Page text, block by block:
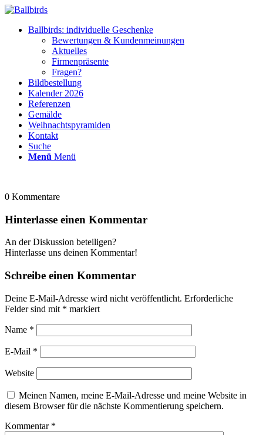
Ballbirds: individuelle Geschenke
Bewertungen & Kundenmeinungen
Aktuelles
Firmenpräsente
Fragen?
Bildbestellung
Kalender 2026
Referenzen
Gemälde
Weihnachtspyramiden
Kontakt
Suche
Menü Menü
0 Kommentare
Hinterlasse einen Kommentar
An der Diskussion beteiligen?
Hinterlasse uns deinen Kommentar!
Schreibe einen Kommentar
Deine E-Mail-Adresse wird nicht veröffentlicht. Erforderliche
Felder sind mit * markiert
Name *
E-Mail *
Website
Meinen Namen, meine E-Mail-Adresse und meine Website in
diesem Browser für die nächste Kommentierung speichern.
Kommentar *